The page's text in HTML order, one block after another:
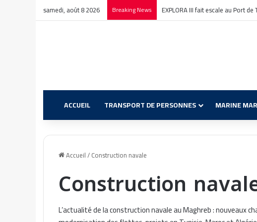
samedi, août 8 2026 Breaking News EXPLORA III fait escale au Port
ACCUEIL TRANSPORT DE PERSONNES MARINE
Accueil/Construction navale
Construction
L’actualité de la construction navale au Maghreb : nouveaux